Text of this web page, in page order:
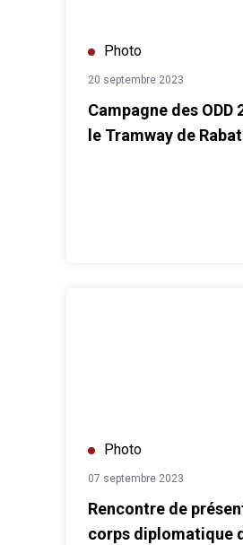
Photo
20 septembre 2023
Campagne des ODD
le Tramway de
Photo
07 septembre 2023
Rencontre de
corps diplomatique